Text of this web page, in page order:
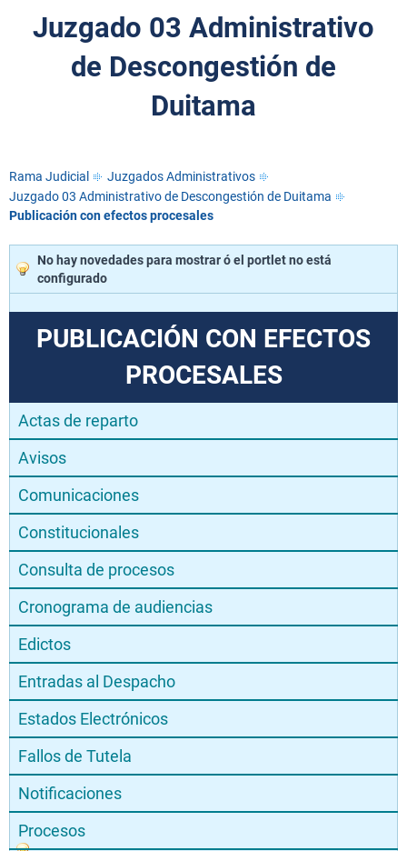
Juzgado 03 Administrativo
de Descongestión de
Duitama
Rama Judicial
Juzgados Administrativos
Juzgado 03 Administrativo de Descongestión de Duitama
Publicación con efectos procesales
No hay novedades para mostrar ó el portlet no está
configurado
PUBLICACIÓN CON EFECTOS
PROCESALES
Actas de reparto
Avisos
Comunicaciones
Constitucionales
Consulta de procesos
Cronograma de audiencias
Edictos
Entradas al Despacho
Estados Electrónicos
Fallos de Tutela
Notificaciones
Procesos